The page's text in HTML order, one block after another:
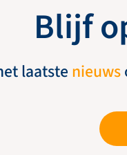
Blijf
laatste nieuws